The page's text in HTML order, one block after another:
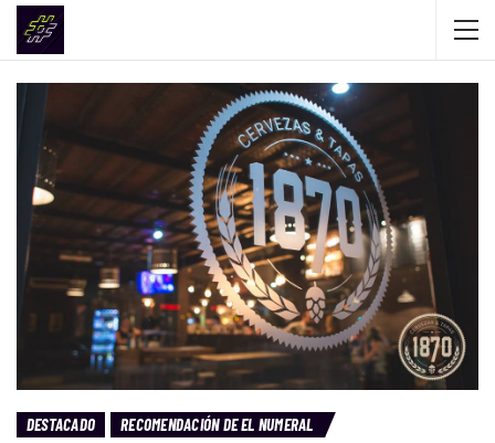
DESTACADO RECOMENDACIÓN DE EL NUMERAL